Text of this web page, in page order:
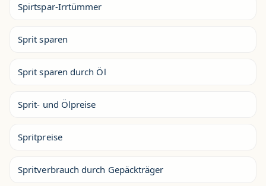
Spirtspar-Irrtümmer
Sprit sparen
Sprit sparen durch Öl
Sprit- und Ölpreise
Spritpreise
Spritverbrauch durch Gepäckträger